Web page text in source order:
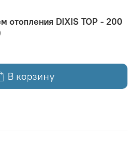
отопления DIXIS TOP - 200
В корзину